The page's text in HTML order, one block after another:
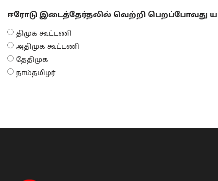
ஈரோடு இடைத்தேர்தலில் வெற்றி பெறப்போவது
திமுக கூட்டணி
அதிமுக கூட்டணி
தேதிமுக
நாம்தமிழர்